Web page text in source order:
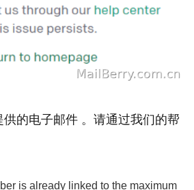
的电子邮件 。请通过我们的帮
is already linked to the maximum